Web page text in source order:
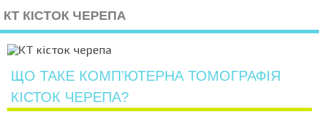
КТ КІСТОК ЧЕРЕПА
ЩО ТАКЕ КОМП’ЮТЕРНА ТОМОГРАФІЯ
КІСТОК ЧЕРЕПА?